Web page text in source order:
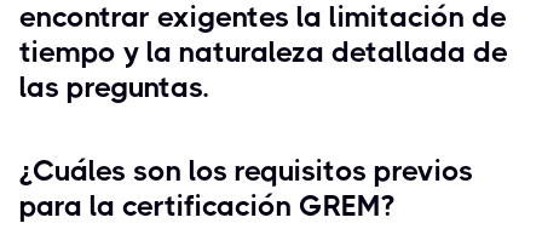
encontrar exigentes la limitación de
tiempo y la naturaleza detallada de
las preguntas.
¿Cuáles son los requisitos previos
para la certificación GREM?